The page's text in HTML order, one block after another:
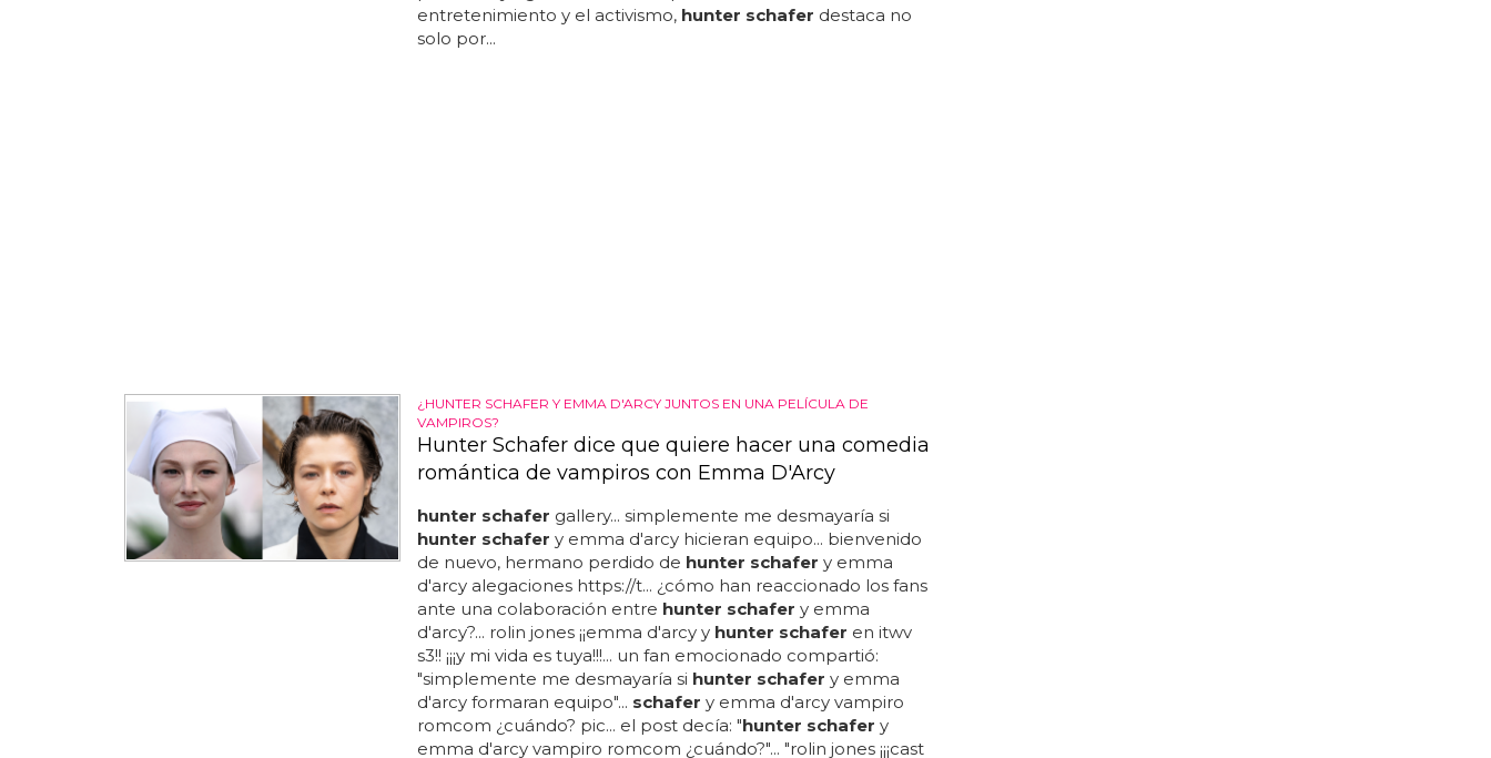
entretenimiento y el activismo, hunter schafer destaca no
solo por...
¿HUNTER SCHAFER Y EMMA D'ARCY JUNTOS EN UNA PELÍCULA DE
VAMPIROS?
Hunter Schafer dice que quiere hacer una comedia
romántica de vampiros con Emma D'Arcy
hunter schafer gallery... simplemente me desmayaría si
hunter schafer y emma d'arcy hicieran equipo... bienvenido
de nuevo, hermano perdido de hunter schafer y emma
d'arcy alegaciones https://t... ¿cómo han reaccionado los fans
ante una colaboración entre hunter schafer y emma
d'arcy?... rolin jones ¡¡emma d'arcy y hunter schafer en itwv
s3!! ¡¡¡y mi vida es tuya!!!... un fan emocionado compartió:
"simplemente me desmayaría si hunter schafer y emma
d'arcy formaran equipo"... schafer y emma d'arcy vampiro
romcom ¿cuándo? pic... el post decía: "hunter schafer y
emma d'arcy vampiro romcom ¿cuándo?"... "rolin jones ¡¡¡cast